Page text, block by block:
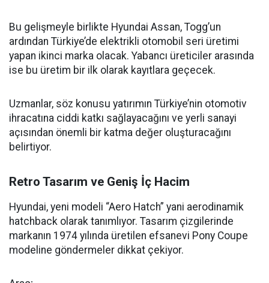
Bu gelişmeyle birlikte Hyundai Assan, Togg’un
ardından Türkiye’de elektrikli otomobil seri üretimi
yapan ikinci marka olacak. Yabancı üreticiler arasında
ise bu üretim bir ilk olarak kayıtlara geçecek.
Uzmanlar, söz konusu yatırımın Türkiye’nin otomotiv
ihracatına ciddi katkı sağlayacağını ve yerli sanayi
açısından önemli bir katma değer oluşturacağını
belirtiyor.
Retro Tasarım ve Geniş İç Hacim
Hyundai, yeni modeli “Aero Hatch” yani aerodinamik
hatchback olarak tanımlıyor. Tasarım çizgilerinde
markanın 1974 yılında üretilen efsanevi Pony Coupe
modeline göndermeler dikkat çekiyor.